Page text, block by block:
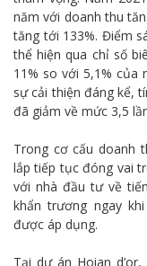
năm với doanh thu
tăng tới 133%. Điểm
thể hiện qua chỉ số
11% so với 5,1% của
sự cải thiện đáng kể,
đã giảm về mức 3,5
Trong cơ cấu doanh
lắp tiếp tục đóng vai
với nhà đầu tư về
khẩn trương ngay
được áp dụng.
Tại dự án Hoian